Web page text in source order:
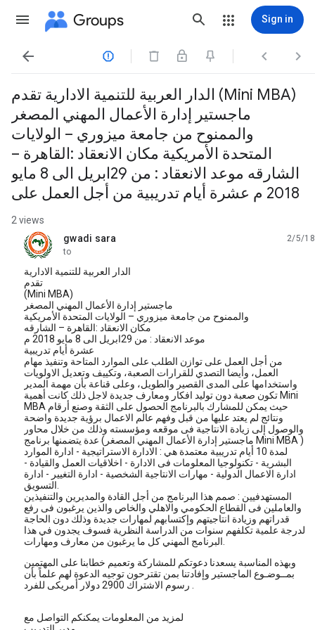
Groups Sign in
   
الدار العربية للتنمية الادارية تقدم (Mini MBA)
ماجستير إدارة الأعمال المهني المصغر
والممنوح من جامعة ميزوري – الولايات
المتحدة الأمريكية مكان الانعقاد :القاهرة –
الشارقه موعد الانعقاد : من 29ابريل الى 8 مايو
2018 م عشرة أيام تدريبية من أجل العمل على
2 views
gwadi sara
unread,
2/5/18
to
الدار العربية للتنمية الادارية
تقدم
(Mini MBA)
ماجستير إدارة الأعمال المهني المصغر
والممنوح من جامعة ميزوري – الولايات المتحدة الأمريكية
مكان الانعقاد :القاهرة – الشارقه
موعد الانعقاد : من 29ابريل الى 8 مايو 2018 م
عشرة أيام تدريبية
من أجل العمل على توازن الطلب على الموارد المتاحة وتنفيذ مهام
العمل، وأيضا التصدي للقرارات الصعبة، وتكييف وتعديل الاولويات
واستخدامها على المدى القصير والطويل، وعلى قناعة بأن مهمة المدير
تكون صعبة دون توليد افكار ومعارف جديدة لاجل ذلك كانت أهمية Mini
MBA حيث يمكن للمشارك بالبرنامج الحصول على الثقة وصنع أرقام
ونتائج لم يعتد عليها من قبل وفهم عالم الاعمال برؤية جديدة واضحة
والوصول إلى زيادة الانتاجية فى موقعه ومؤسسته وذلك من خلال محاور
عدة يتضمنها برنامج (ماجستير إدارة الأعمال المهني المصغر Mini MBA )
لمدة 10 أيام تدريبية معتمدة هي : الادارة الاستراتيجية - ادارة الموارد
البشرية - تكنولوجيا المعلومات فى الادارة - اخلاقيات العمل والقيادة -
ادارة الاعمال الدولية - مهارات الانتاجية الشخصية - ادارة التغيير - ادارة
المستهدفيين : صمم هذا البرنامج من أجل القادة والمديرين والتنفيذين
والعاملين فى القطاع الحكومي والاهلي والخاص والذين يرغبون فى رفع
قدراتهم وزيادة انتاجيتهم وإكتسابهم لمهارات جديدة وذلك دون الحاجة
لدرجة علمية تكلفهم سنوات من الدراسة النظرية فسوف يجدون في هذا
وبهذه المناسبة يسعدنا دعوتكم للمشاركة وتعميم خطابنا على المهتمين
بمــوضـوع الماجستير وإفادتنا بمن تقترحون توجيه الدعوة لهم علماً بأن
لمزيد من المعلومات يمكنكم التواصل مع